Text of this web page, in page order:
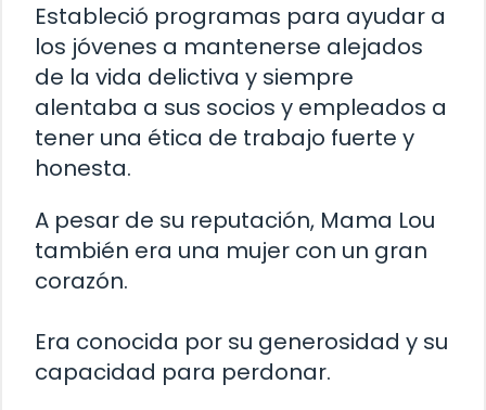
Estableció programas para ayudar a
los jóvenes a mantenerse alejados
de la vida delictiva y siempre
alentaba a sus socios y empleados a
tener una ética de trabajo fuerte y
honesta.
A pesar de su reputación, Mama Lou
también era una mujer con un gran
corazón.
Era conocida por su generosidad y su
capacidad para perdonar.